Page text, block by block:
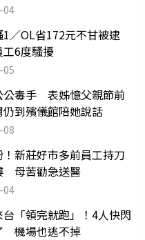
04
1／OL省172元不甘被逮
6度騷擾
05
公毒手 表姊憶父親節前
到殯儀館陪她說話
08
新莊好市多前員工持刀
母苦勸急送醫
04
「領完就跑」！4人快閃
機場也逃不掉